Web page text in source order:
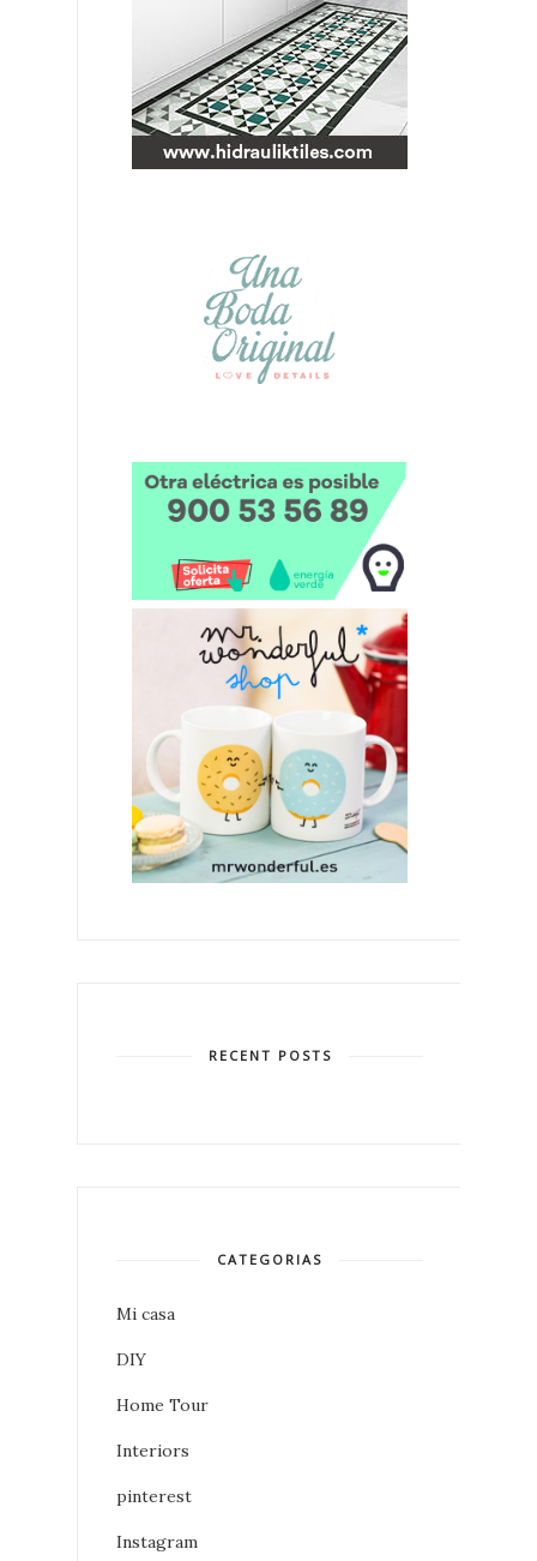
RECENT POSTS
CATEGORIAS
Mi casa
DIY
Home Tour
Interiors
pinterest
Instagram